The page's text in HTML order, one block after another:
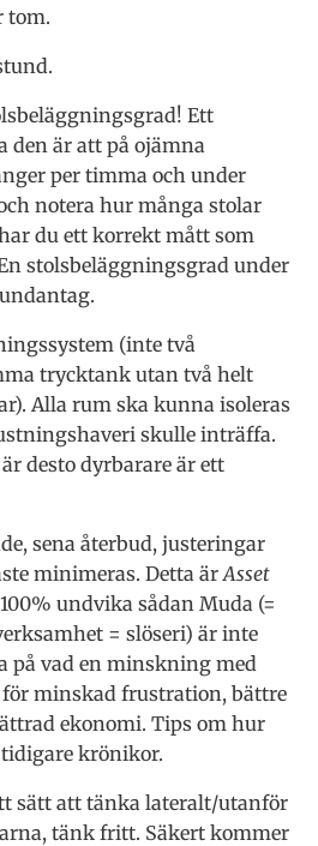
tom.
Ett
den är att på ojämna
per timma och under
notera hur många stolar
du ett korrekt mått som
stolsbeläggningsgrad under
(inte två
trycktank utan två helt
Alla rum ska kunna isoleras
skulle inträffa.
desto dyrbarare är ett
sena återbud, justeringar
minimeras. Detta är Asset
undvika sådan Muda (=
= slöseri) är inte
på vad en minskning med
minskad frustration, bättre
ekonomi. Tips om hur
krönikor.
sätt att tänka lateralt/utanför
tänk fritt. Säkert kommer